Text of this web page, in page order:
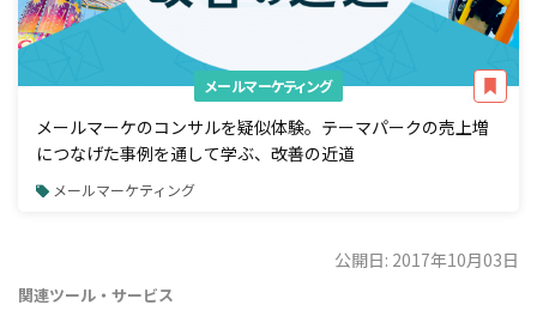
メールマーケティング
メールマーケのコンサルを疑似体験。テーマパークの売上増
につなげた事例を通して学ぶ、改善の近道
メールマーケティング
公開日: 2017年10月03日
関連ツール・サービス